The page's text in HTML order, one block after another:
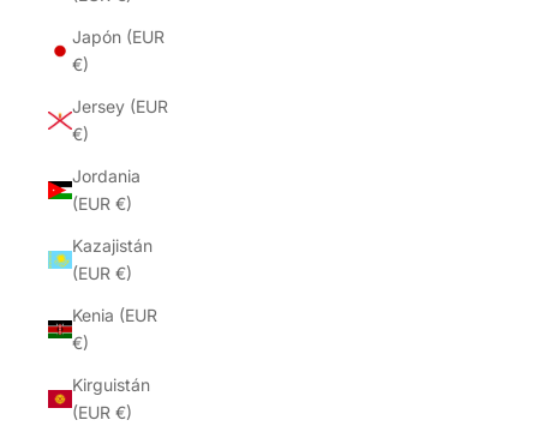
Japón (EUR
€)
Jersey (EUR
€)
Jordania
(EUR €)
Kazajistán
(EUR €)
Kenia (EUR
€)
Kirguistán
(EUR €)